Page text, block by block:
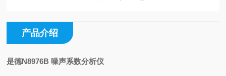
产品介绍
是德N8976B 噪声系数分析仪